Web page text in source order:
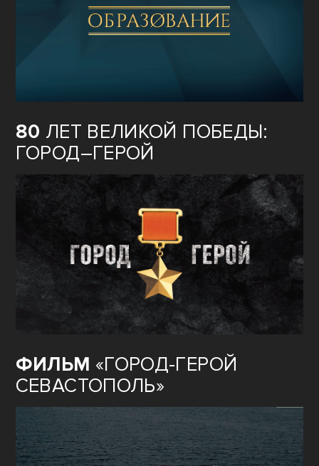
80 ЛЕТ ВЕЛИКОЙ ПОБЕДЫ:
ГОРОД–ГЕРОЙ
ФИЛЬМ «ГОРОД-ГЕРОЙ
СЕВАСТОПОЛЬ»